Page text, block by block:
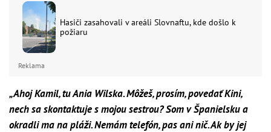
Hasiči zasahovali v areáli Slovnaftu, kde došlo k
požiaru
Reklama
„Ahoj Kamil, tu Ania Wilska. Môžeš, prosím, povedať Kini,
nech sa skontaktuje s mojou sestrou? Som v Španielsku a
okradli ma na pláži. Nemám telefón, pas ani nič. Ak by jej